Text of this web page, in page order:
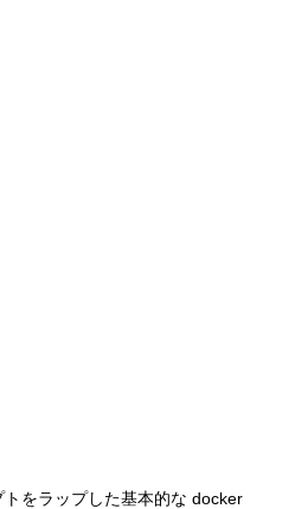
をラップした基本的な docker